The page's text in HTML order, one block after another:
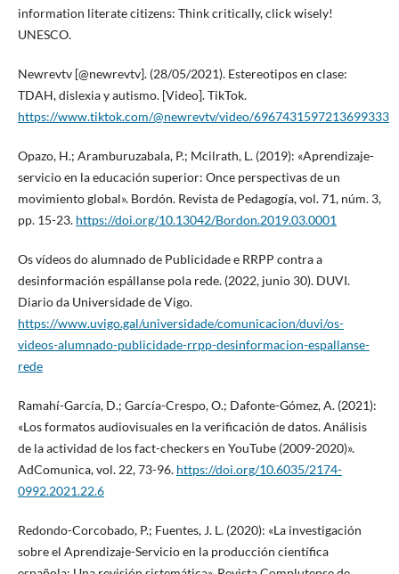
information literate citizens: Think critically, click wisely!
UNESCO.
Newrevtv [@newrevtv]. (28/05/2021). Estereotipos en clase:
TDAH, dislexia y autismo. [Video]. TikTok.
https://www.tiktok.com/@newrevtv/video/6967431597213699333
Opazo, H.; Aramburuzabala, P.; Mcilrath, L. (2019): «Aprendizaje-
servicio en la educación superior: Once perspectivas de un
movimiento global». Bordón. Revista de Pedagogía, vol. 71, núm. 3,
pp. 15-23. https://doi.org/10.13042/Bordon.2019.03.0001
Os vídeos do alumnado de Publicidade e RRPP contra a
desinformación espállanse pola rede. (2022, junio 30). DUVI.
Diario da Universidade de Vigo.
https://www.uvigo.gal/universidade/comunicacion/duvi/os-
videos-alumnado-publicidade-rrpp-desinformacion-espallanse-
rede
Ramahí-García, D.; García-Crespo, O.; Dafonte-Gómez, A. (2021):
«Los formatos audiovisuales en la verificación de datos. Análisis
de la actividad de los fact-checkers en YouTube (2009-2020)».
AdComunica, vol. 22, 73-96. https://doi.org/10.6035/2174-
0992.2021.22.6
Redondo-Corcobado, P.; Fuentes, J. L. (2020): «La investigación
sobre el Aprendizaje-Servicio en la producción científica